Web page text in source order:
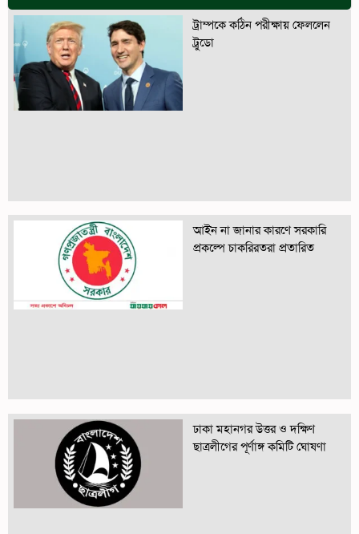
ট্রাম্পকে কঠিন পরীক্ষায় ফেললেন
ট্রুডো
আইন না জানার কারণে সরকারি
প্রকল্পে চাকরিরতরা প্রতারিত
ঢাকা মহানগর উত্তর ও দক্ষিণ
ছাত্রলীগের পূর্ণাঙ্গ কমিটি ঘোষণা